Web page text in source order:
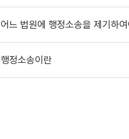
어느 법원에 행정소송을 제기하
행정소송이란